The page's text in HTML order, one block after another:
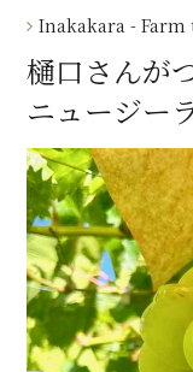
Inakakara - Farm
樋口さんが
ニュージー